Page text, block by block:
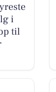
i
til